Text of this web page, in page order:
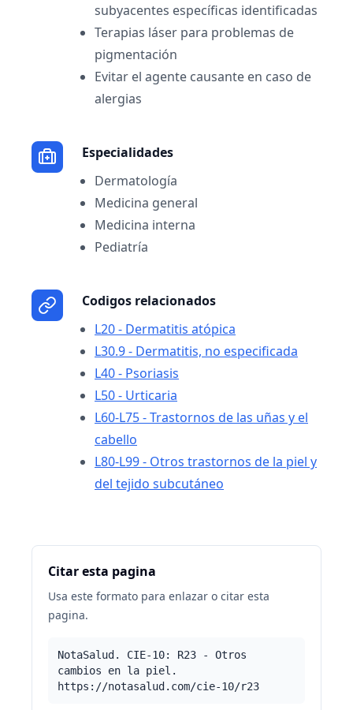
subyacentes específicas identificadas
Terapias láser para problemas de
pigmentación
Evitar el agente causante en caso de
alergias
Especialidades
Dermatología
Medicina general
Medicina interna
Pediatría
Codigos relacionados
L20 - Dermatitis atópica
L30.9 - Dermatitis, no especificada
L40 - Psoriasis
L50 - Urticaria
L60-L75 - Trastornos de las uñas y el
cabello
L80-L99 - Otros trastornos de la piel y
del tejido subcutáneo
Citar esta pagina
Usa este formato para enlazar o citar esta
pagina.
NotaSalud. CIE-10: R23 - Otros
cambios en la piel.
https://notasalud.com/cie-10/r23